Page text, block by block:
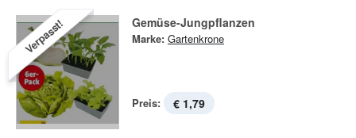
Verpasst! Gemüse-Jungpflanzen
Marke: Gartenkrone
Preis: € 1,79